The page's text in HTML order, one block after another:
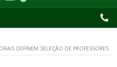
DEFINEM SELEÇÃO DE PROFESSORES